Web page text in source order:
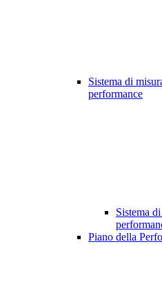
Sistema di
performance
Sistema
Piano della